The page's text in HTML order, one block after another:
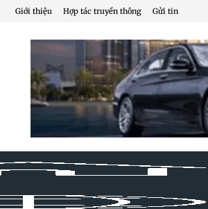
Giới thiệu Hợp tác truyền thông Gửi tin